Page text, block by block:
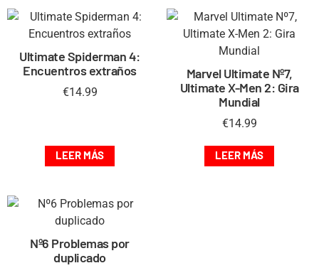
Ultimate Spiderman 4:
Encuentros extraños
€14.99
LEER MÁS
Marvel Ultimate Nº7,
Ultimate X-Men 2: Gira
Mundial
€14.99
LEER MÁS
Nº6 Problemas por
duplicado